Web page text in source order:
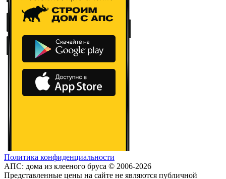
Политика конфиденциальности
АПС: дома из клееного бруса © 2006-2026
Представленные цены на сайте не являются публичной